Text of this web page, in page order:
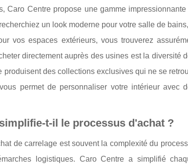
Caro Centre propose une gamme
un look moderne pour votre salle de
vos espaces extérieurs, vous trouverez
directement auprès des usines est la diversité
produisent des collections exclusives qui ne se
permet de personnaliser votre intérieur avec
t-il le processus d'achat ?
de carrelage est souvent la complexité du
logistiques. Caro Centre a simplifié